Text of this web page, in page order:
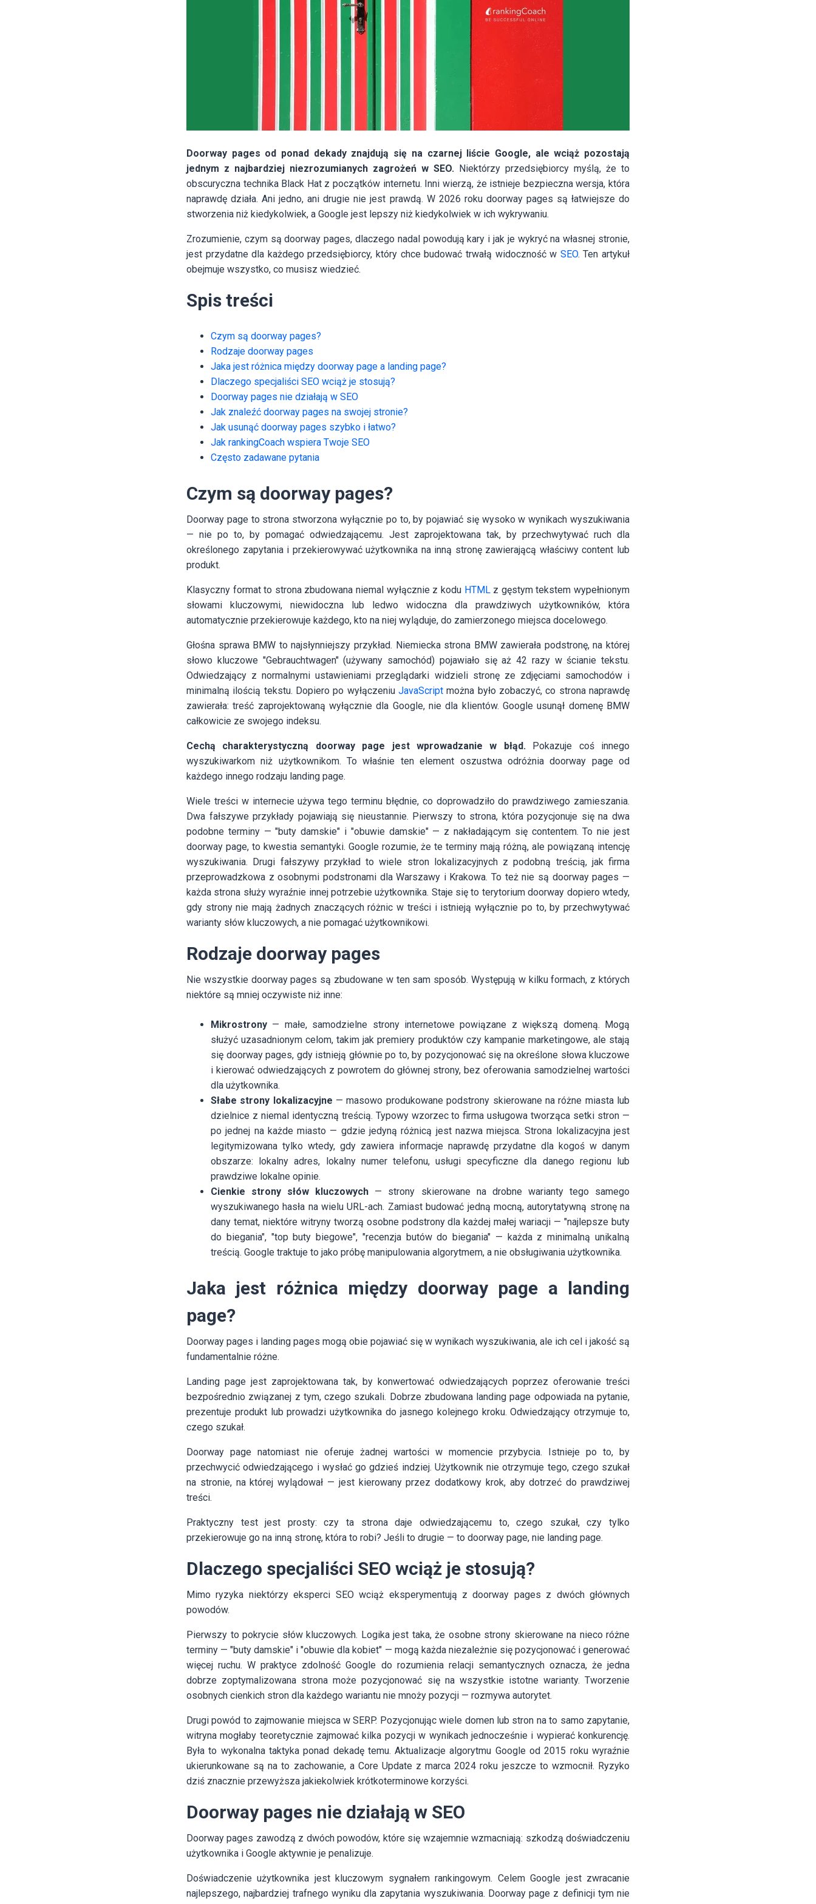
Doorway pages od ponad dekady znajdują się na czarnej liście Google, ale wciąż pozostają
jednym z najbardziej niezrozumianych zagrożeń w SEO. Niektórzy przedsiębiorcy myślą, że to
obscuryczna technika Black Hat z początków internetu. Inni wierzą, że istnieje bezpieczna wersja, która
naprawdę działa. Ani jedno, ani drugie nie jest prawdą. W 2026 roku doorway pages są łatwiejsze do
stworzenia niż kiedykolwiek, a Google jest lepszy niż kiedykolwiek w ich wykrywaniu.
Zrozumienie, czym są doorway pages, dlaczego nadal powodują kary i jak je wykryć na własnej stronie,
jest przydatne dla każdego przedsiębiorcy, który chce budować trwałą widoczność w SEO. Ten artykuł
obejmuje wszystko, co musisz wiedzieć.
Spis treści
Czym są doorway pages?
Rodzaje doorway pages
Jaka jest różnica między doorway page a landing page?
Dlaczego specjaliści SEO wciąż je stosują?
Doorway pages nie działają w SEO
Jak znaleźć doorway pages na swojej stronie?
Jak usunąć doorway pages szybko i łatwo?
Jak rankingCoach wspiera Twoje SEO
Często zadawane pytania
Czym są doorway pages?
Doorway page to strona stworzona wyłącznie po to, by pojawiać się wysoko w wynikach wyszukiwania
— nie po to, by pomagać odwiedzającemu. Jest zaprojektowana tak, by przechwytywać ruch dla
określonego zapytania i przekierowywać użytkownika na inną stronę zawierającą właściwy content lub
produkt.
Klasyczny format to strona zbudowana niemal wyłącznie z kodu HTMLz gęstym tekstem wypełnionym
słowami kluczowymi, niewidoczna lub ledwo widoczna dla prawdziwych użytkowników, która
automatycznie przekierowuje każdego, kto na niej wyląduje, do zamierzonego miejsca docelowego.
Głośna sprawa BMW to najsłynniejszy przykład. Niemiecka strona BMW zawierała podstronę, na której
słowo kluczowe "Gebrauchtwagen" (używany samochód) pojawiało się aż 42 razy w ścianie tekstu.
Odwiedzający z normalnymi ustawieniami przeglądarki widzieli stronę ze zdjęciami samochodów i
minimalną ilością tekstu. Dopiero po wyłączeniu JavaScript można było zobaczyć, co strona naprawdę
zawierała: treść zaprojektowaną wyłącznie dla Google, nie dla klientów. Google usunął domenę BMW
całkowicie ze swojego indeksu.
Cechą charakterystyczną doorway page jest wprowadzanie w błąd.Pokazuje coś innego
wyszukiwarkom niż użytkownikom. To właśnie ten element oszustwa odróżnia doorway page od
każdego innego rodzaju landing page.
Wiele treści w internecie używa tego terminu błędnie, co doprowadziło do prawdziwego zamieszania.
Dwa fałszywe przykłady pojawiają się nieustannie. Pierwszy to strona, która pozycjonuje się na dwa
podobne terminy — "buty damskie" i "obuwie damskie" — z nakładającym się contentem. To nie jest
doorway page, to kwestia semantyki. Google rozumie, że te terminy mają różną, ale powiązaną intencję
wyszukiwania. Drugi fałszywy przykład to wiele stron lokalizacyjnych z podobną treścią, jak firma
przeprowadzkowa z osobnymi podstronami dla Warszawy i Krakowa. To też nie są doorway pages —
każda strona służy wyraźnie innej potrzebie użytkownika. Staje się to terytorium doorway dopiero wtedy,
gdy strony nie mają żadnych znaczących różnic w treści i istnieją wyłącznie po to, by przechwytywać
warianty słów kluczowych, a nie pomagać użytkownikowi.
Rodzaje doorway pages
Nie wszystkie doorway pages są zbudowane w ten sam sposób. Występują w kilku formach, z których
niektóre są mniej oczywiste niż inne:
Mikrostrony — małe, samodzielne strony internetowe powiązane z większą domeną. Mogą
służyć uzasadnionym celom, takim jak premiery produktów czy kampanie marketingowe, ale stają
się doorway pages, gdy istnieją głównie po to, by pozycjonować się na określone słowa kluczowe
i kierować odwiedzających z powrotem do głównej strony, bez oferowania samodzielnej wartości
dla użytkownika.
Słabe strony lokalizacyjne — masowo produkowane podstrony skierowane na różne miasta lub
dzielnice z niemal identyczną treścią. Typowy wzorzec to firma usługowa tworząca setki stron —
po jednej na każde miasto — gdzie jedyną różnicą jest nazwa miejsca. Strona lokalizacyjna jest
legitymizowana tylko wtedy, gdy zawiera informacje naprawdę przydatne dla kogoś w danym
obszarze: lokalny adres, lokalny numer telefonu, usługi specyficzne dla danego regionu lub
prawdziwe lokalne opinie.
Cienkie strony słów kluczowych — strony skierowane na drobne warianty tego samego
wyszukiwanego hasła na wielu URL-ach. Zamiast budować jedną mocną, autorytatywną stronę na
dany temat, niektóre witryny tworzą osobne podstrony dla każdej małej wariacji — "najlepsze buty
do biegania", "top buty biegowe", "recenzja butów do biegania" — każda z minimalną unikalną
treścią. Google traktuje to jako próbę manipulowania algorytmem, a nie obsługiwania użytkownika.
Jaka jest różnica między doorway page a landing
page?
Doorway pages i landing pages mogą obie pojawiać się w wynikach wyszukiwania, ale ich cel i jakość są
fundamentalnie różne.
Landing page jest zaprojektowana tak, by konwertować odwiedzających poprzez oferowanie treści
bezpośrednio związanej z tym, czego szukali. Dobrze zbudowana landing page odpowiada na pytanie,
prezentuje produkt lub prowadzi użytkownika do jasnego kolejnego kroku. Odwiedzający otrzymuje to,
czego szukał.
Doorway page natomiast nie oferuje żadnej wartości w momencie przybycia. Istnieje po to, by
przechwycić odwiedzającego i wysłać go gdzieś indziej. Użytkownik nie otrzymuje tego, czego szukał
na stronie, na której wylądował — jest kierowany przez dodatkowy krok, aby dotrzeć do prawdziwej
treści.
Praktyczny test jest prosty: czy ta strona daje odwiedzającemu to, czego szukał, czy tylko
przekierowuje go na inną stronę, która to robi? Jeśli to drugie — to doorway page, nie landing page.
Dlaczego specjaliści SEO wciąż je stosują?
Mimo ryzyka niektórzy eksperci SEO wciąż eksperymentują z doorway pages z dwóch głównych
powodów.
Pierwszy to pokrycie słów kluczowych. Logika jest taka, że osobne strony skierowane na nieco różne
terminy — "buty damskie" i "obuwie dla kobiet" — mogą każda niezależnie się pozycjonować i generować
więcej ruchu. W praktyce zdolność Google do rozumienia relacji semantycznych oznacza, że jedna
dobrze zoptymalizowana strona może pozycjonować się na wszystkie istotne warianty. Tworzenie
osobnych cienkich stron dla każdego wariantu nie mnoży pozycji — rozmywa autorytet.
Drugi powód to zajmowanie miejsca w SERP. Pozycjonując wiele domen lub stron na to samo zapytanie,
witryna mogłaby teoretycznie zajmować kilka pozycji w wynikach jednocześnie i wypierać konkurencję.
Była to wykonalna taktyka ponad dekadę temu. Aktualizacje algorytmu Google od 2015 roku wyraźnie
ukierunkowane są na to zachowanie, a Core Update z marca 2024 roku jeszcze to wzmocnił. Ryzyko
dziś znacznie przewyższa jakiekolwiek krótkoterminowe korzyści.
Doorway pages nie działają w SEO
Doorway pages zawodzą z dwóch powodów, które się wzajemnie wzmacniają: szkodzą doświadczeniu
użytkownika i Google aktywnie je penalizuje.
Doświadczenie użytkownika jest kluczowym sygnałem rankingowym. Celem Google jest zwracanie
najlepszego, najbardziej trafnego wyniku dla zapytania wyszukiwania. Doorway page z definicji tym nie